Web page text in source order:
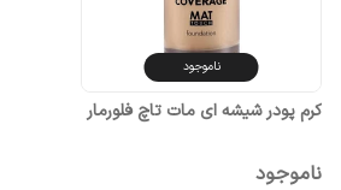
ناموجود
کرم پودر شیشه ای مات تاچ فلورمار
ناموجود